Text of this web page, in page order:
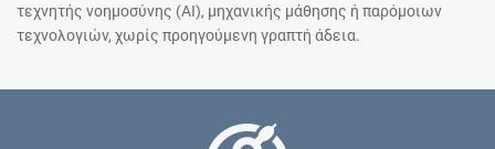
τεχνητής νοημοσύνης (AI), μηχανικής μάθησης ή παρόμοιων
τεχνολογιών, χωρίς προηγούμενη γραπτή άδεια.